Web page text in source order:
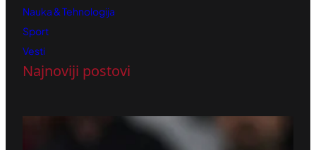
Nauka & Tehnologija
Sport
Vesti
Najnoviji postovi